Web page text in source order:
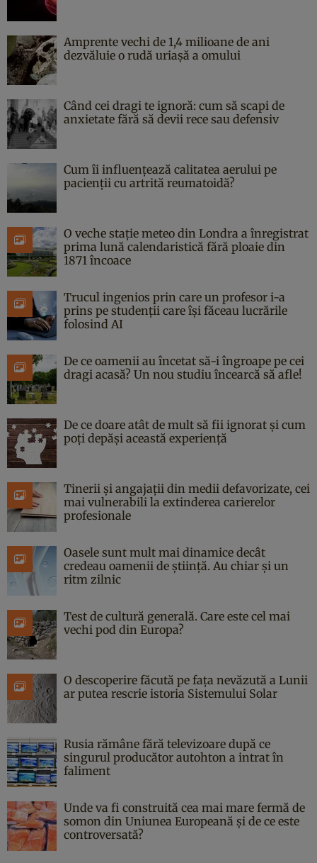
Amprente vechi de 1,4 milioane de ani
dezvăluie o rudă uriașă a omului
Când cei dragi te ignoră: cum să scapi de
anxietate fără să devii rece sau defensiv
Cum îi influențează calitatea aerului pe
pacienții cu artrită reumatoidă?
O veche stație meteo din Londra a înregistrat
prima lună calendaristică fără ploaie din
1871 încoace
Trucul ingenios prin care un profesor i-a
prins pe studenții care își făceau lucrările
folosind AI
De ce oamenii au încetat să-i îngroape pe cei
dragi acasă? Un nou studiu încearcă să afle!
De ce doare atât de mult să fii ignorat și cum
poți depăși această experiență
Tinerii și angajații din medii defavorizate, cei
mai vulnerabili la extinderea carierelor
profesionale
Oasele sunt mult mai dinamice decât
credeau oamenii de știință. Au chiar și un
ritm zilnic
Test de cultură generală. Care este cel mai
vechi pod din Europa?
O descoperire făcută pe fața nevăzută a Lunii
ar putea rescrie istoria Sistemului Solar
Rusia rămâne fără televizoare după ce
singurul producător autohton a intrat în
faliment
Unde va fi construită cea mai mare fermă de
somon din Uniunea Europeană și de ce este
controversată?